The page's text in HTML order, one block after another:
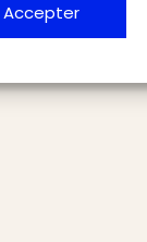
Accepter